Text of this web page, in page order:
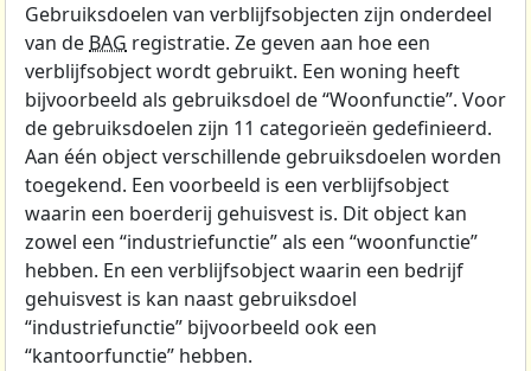
Gebruiksdoelen van verblijfsobjecten zijn onderdeel
van de BAG registratie. Ze geven aan hoe een
verblijfsobject wordt gebruikt. Een woning heeft
bijvoorbeeld als gebruiksdoel de “Woonfunctie”. Voor
de gebruiksdoelen zijn 11 categorieën gedefinieerd.
Aan één object verschillende gebruiksdoelen worden
toegekend. Een voorbeeld is een verblijfsobject
waarin een boerderij gehuisvest is. Dit object kan
zowel een “industriefunctie” als een “woonfunctie”
hebben. En een verblijfsobject waarin een bedrijf
gehuisvest is kan naast gebruiksdoel
“industriefunctie” bijvoorbeeld ook een
“kantoorfunctie” hebben.